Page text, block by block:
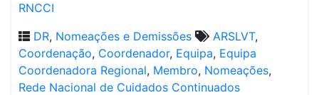
RNCCI
DR, Nomeações e Demissões ARSLVT,
Coordenação, Coordenador, Equipa, Equipa
Coordenadora Regional, Membro, Nomeações,
Rede Nacional de Cuidados Continuados